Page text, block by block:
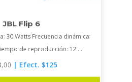
JBL Flip 6
30 Watts Frecuencia dinámica:
de reproducción: 12 ...
| Efect. $125